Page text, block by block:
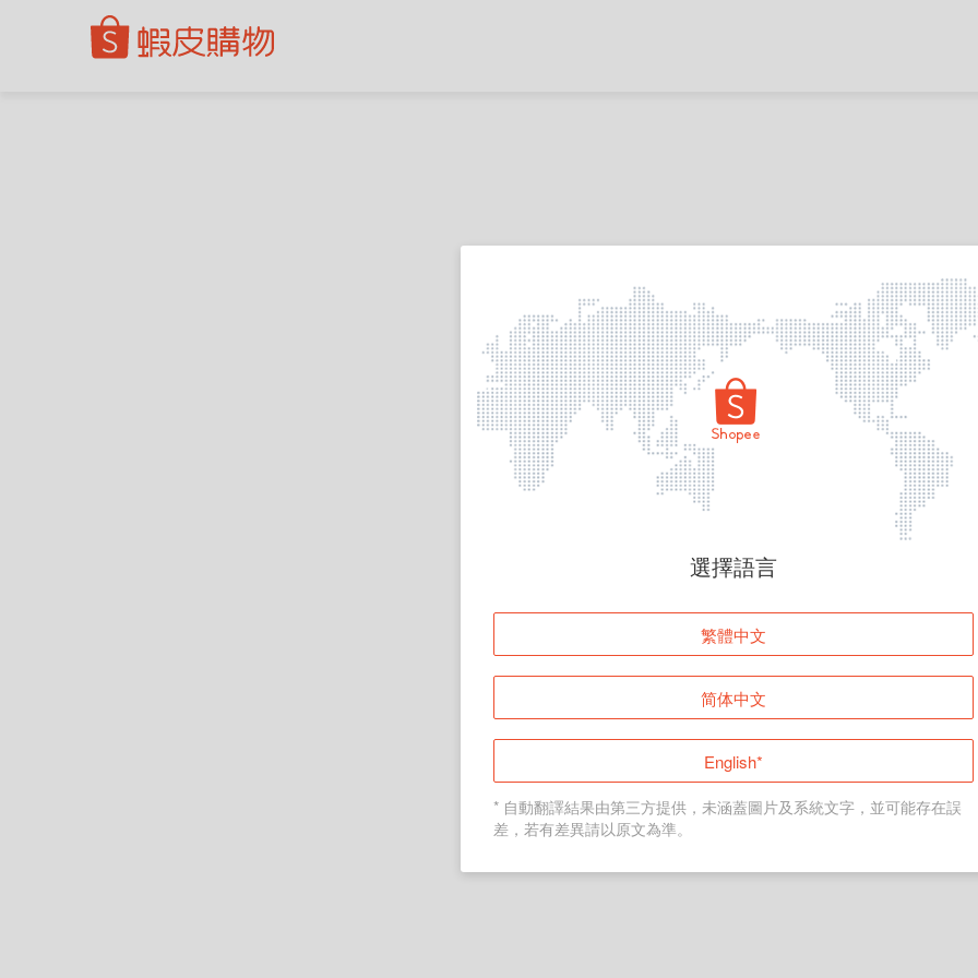
頁面無法顯示
登入
返回首頁
選擇語言
繁體中文
简体中文
English*
* 自動翻譯結果由第三方提供，未涵蓋圖片及系統文字，並可能存在誤
差，若有差異請以原文為準。